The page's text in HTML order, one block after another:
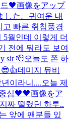
🖤画像をアップ
た。 귀여운 내
고 빠른 취침풍경
5월인데 이렇게 더
전에 뭐라도 보여
sir 🫡오늘도 쫀 하
데미지 뮤비
이라니....오늘 제
심🖤🖤画像をア
짜 떨렸던 하루..
앞에 팬분들 있